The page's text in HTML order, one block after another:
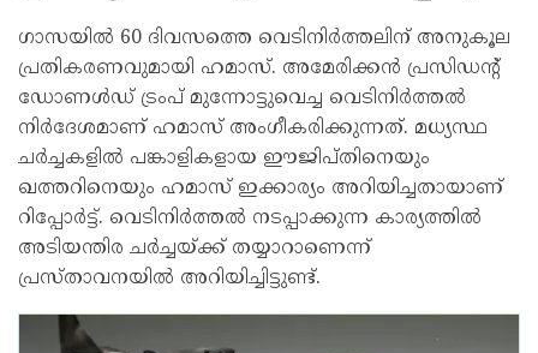
ഗാസയില്‍ 60 ദിവസത്തെ വെടിനിര്‍ത്തലിന് അനുകൂല
പ്രതികരണവുമായി ഹമാസ്. അമേരിക്കന്‍ പ്രസിഡന്റ്
ഡോണള്‍ഡ് ട്രംപ് മുന്നോട്ടുവെച്ച വെടിനിര്‍ത്തല്‍
നിര്‍ദേശമാണ് ഹമാസ് അംഗീകരിക്കുന്നത്. മധ്യസ്ഥ
ചര്‍ച്ചകളില്‍ പങ്കാളികളായ ഈജിപ്തിനെയും
ഖത്തറിനെയും ഹമാസ് ഇക്കാര്യം അറിയിച്ചതായാണ്
റിപ്പോര്‍ട്ട്. വെടിനിര്‍ത്തല്‍ നടപ്പാക്കുന്ന കാര്യത്തില്‍
അടിയന്തിര ചര്‍ച്ചയ്ക്ക് തയ്യാറാണെന്ന്
പ്രസ്താവനയില്‍ അറിയിച്ചിട്ടുണ്ട്.